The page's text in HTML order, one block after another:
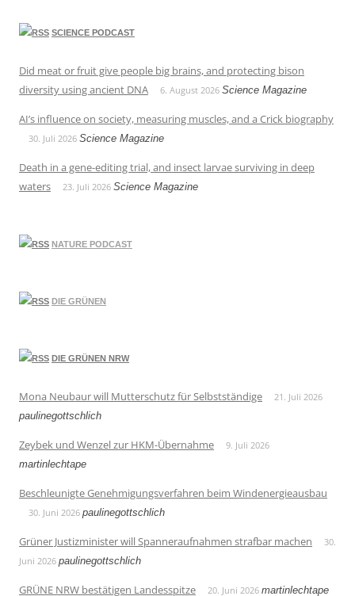
SCIENCE PODCAST
Did meat or fruit give people big brains, and protecting bison
diversity using ancient DNA
6. August 2026 Science Magazine
AI’s influence on society, measuring muscles, and a Crick biography
30. Juli 2026 Science Magazine
Death in a gene-editing trial, and insect larvae surviving in deep
waters
23. Juli 2026 Science Magazine
NATURE PODCAST
DIE GRÜNEN
DIE GRÜNEN NRW
Mona Neubaur will Mutterschutz für Selbstständige
21. Juli 2026
paulinegottschlich
Zeybek und Wenzel zur HKM-Übernahme
9. Juli 2026
martinlechtape
Beschleunigte Genehmigungsverfahren beim Windenergieausbau
30. Juni 2026 paulinegottschlich
Grüner Justizminister will Spanneraufnahmen strafbar machen
30.
Juni 2026 paulinegottschlich
GRÜNE NRW bestätigen Landesspitze 20. Juni 2026 martinlechtape